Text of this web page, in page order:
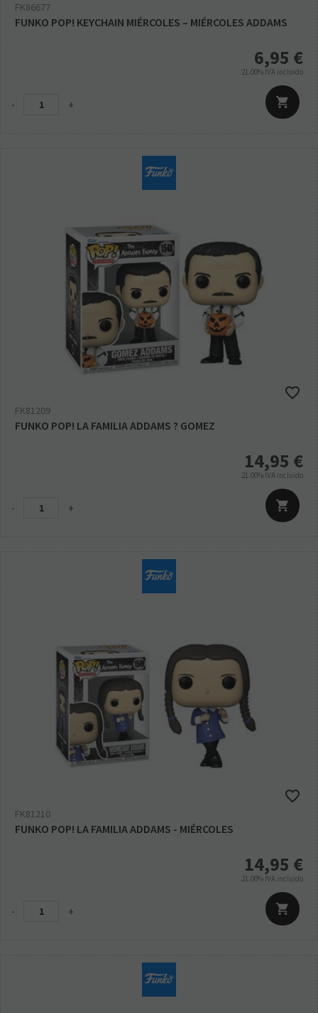
FK86677
FUNKO POP! KEYCHAIN MIÉRCOLES – MIÉRCOLES ADDAMS
6,95 €
21.00% IVA incluido
- +
FK81209
FUNKO POP! LA FAMILIA ADDAMS ? GOMEZ
14,95 €
21.00% IVA incluido
- +
FK81210
FUNKO POP! LA FAMILIA ADDAMS - MIÉRCOLES
14,95 €
21.00% IVA incluido
- +